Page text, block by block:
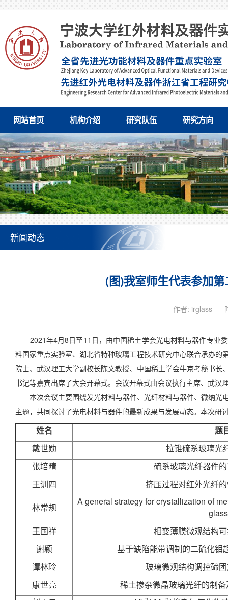
网站首页 机构介绍 研究队伍 研究方向
新闻动态
(图)我室师生代表参加
作者: irglass
2021年4月8日至11日，由中国稀土学会光电材料与器件专业
料国家重点实验室、湖北省特种玻璃工程技术研究中心联合承办
院士、武汉理工大学副校长陈文教授、中国稀土学会牛京考秘书
书记等嘉宾出席了大会开幕式。会议开幕式由会议执行主席、武汉
本次会议主要围绕发光材料与器件、光纤材料与器件、微纳光
主题，共同探讨了光电材料与器件的最新成果与发展动态。本次
姓名
题
戴世勋
拉锥硫系玻璃光
张培晴
硫系玻璃光纤器件
王训四
挤压过程对红外光纤
林常规
A general strategy for crystallization of
王国祥
相变薄膜微观结构
谢颖
基于缺陷能带调制的二硫化钼
谭林玲
玻璃微观结构调控碲
康世亮
稀土掺杂微晶玻璃光纤的制